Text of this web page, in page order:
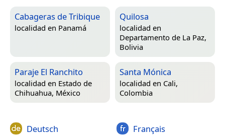
Cabageras de Tribique
localidad en Panamá
Quilosa
localidad en
Departamento de La Paz,
Bolivia
Paraje El Ranchito
localidad en Estado de
Chihuahua, México
Santa Mónica
localidad en Cali,
Colombia
Deutsch
Français